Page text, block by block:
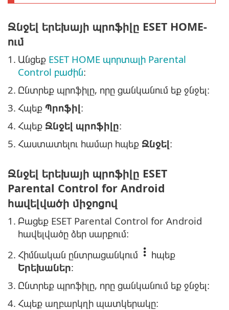
Ջնջել երեխայի պրոֆիլը ESET HOME-
ում
1. Անցեք ESET HOME պորտալի Parental
Control բաժին։
2. Ընտրեք պրոֆիլը, որը ցանկանում եք ջնջել։
3. Հպեք Պրոֆիլ։
4. Հպեք Ջնջել պրոֆիլը։
5. Հաստատելու համար հպեք Ջնջել։
Ջնջել երեխայի պրոֆիլը ESET
Parental Control for Android
հավելվածի միջոցով
1. Բացեք ESET Parental Control for Android
հավելվածը ձեր սարքում։
2. Հիմնական ընտրացանկում
հպեք
Երեխաներ:
3. Ընտրեք պրոֆիլը, որը ցանկանում եք ջնջել։
4. Հպեք աղբարկղի պատկերակը։